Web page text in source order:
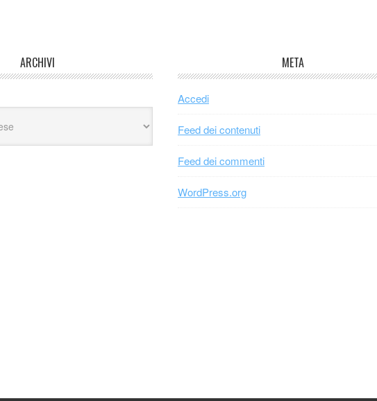
ARCHIVI META
Accedi
Feed dei contenuti
Feed dei commenti
WordPress.org